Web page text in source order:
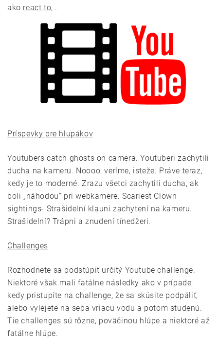
ako react to,…
Príspevky pre hlupákov
Youtubers catch ghosts on camera. Youtuberi zachytili
ducha na kameru. Noooo, veríme, isteže. Práve teraz,
kedy je to moderné. Zrazu všetci zachytili ducha, ak
boli „náhodou“ pri webkamere. Scariest Clown
sightings- Strašidelní klauni zachytení na kameru.
Strašidelní? Trápni a znudení tínedžeri.
Challenges
Rozhodnete sa podstúpiť určitý Youtube challenge.
Niektoré však mali fatálne následky ako v prípade,
kedy pristupíte na challenge, že sa skúsite podpáliť,
alebo vylejete na seba vriacu vodu a potom studenú.
Tie challenges sú rôzne, poväčinou hlúpe a niektoré až
fatálne hlúpe.